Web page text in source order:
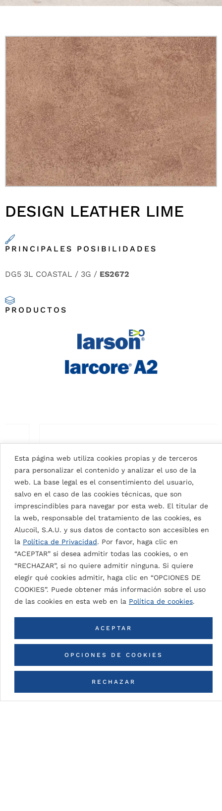
Esta página web utiliza cookies propias y de terceros
para personalizar el contenido y analizar el uso de la
web. La base legal es el consentimiento del usuario,
salvo en el caso de las cookies técnicas, que son
imprescindibles para navegar por esta web. El titular de
la web, responsable del tratamiento de las cookies, es
Alucoil, S.A.U. y sus datos de contacto son accesibles en
la Política de Privacidad. Por favor, haga clic en
“ACEPTAR” si desea admitir todas las cookies, o en
“RECHAZAR”, si no quiere admitir ninguna. Si quiere
elegir qué cookies admitir, haga clic en “OPCIONES DE
COOKIES”. Puede obtener más información sobre el uso
de las cookies en esta web en la Política de cookies.
OPCIONES DE COOKIES
RECHAZAR
ACEPTAR
DESIGN LEATHER LIME
PRINCIPALES POSIBILIDADES
DG5 3L COASTAL / 3G / ES2672
PRODUCTOS
SIGNAL WHITE 9003